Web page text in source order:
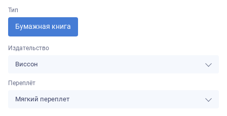
Тип
Бумажная книга
Издательство
Виссон
Переплёт
Мягкий переплет